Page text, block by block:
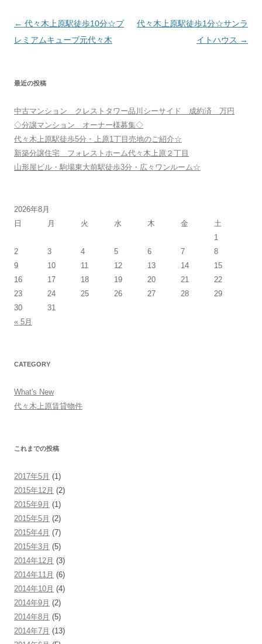
投
稿
ゲ
ー
シ
ョ
ン
← 代々木上原駅徒歩10分☆プ
レミアムキューブ元代々木
代々木上原駅徒歩1分☆サンラ
イトハウス →
最近の投稿
中古マンション クレストタワー品川シーサイド 成約済 万円
◇分譲マンション オーナー様募集◇
代々木上原駅徒歩5分・上原1丁目売地のご紹介☆
新築分譲住宅 フォレストホーム代々木上原２丁目
山形屋ビル・駒場東大前駅徒歩3分・広々ワンルーム☆
2026年8月
日
月 火 水 木 金
土
1
2
3 4 5 6 7
8
9
10 11 12 13 14
15
16
17 18 19 20 21
22
23
24 25 26 27 28
29
30
31
« 5月
CATEGORY
What's New
代々木上原賃貸物件
これまでの投稿
2017年5月 (1)
2015年12月 (2)
2015年9月 (1)
2015年5月 (2)
2015年4月 (7)
2015年3月 (5)
2014年12月 (3)
2014年11月 (6)
2014年10月 (4)
2014年9月 (2)
2014年8月 (5)
2014年7月 (13)